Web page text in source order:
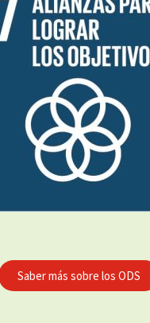
Saber más sobre los ODS